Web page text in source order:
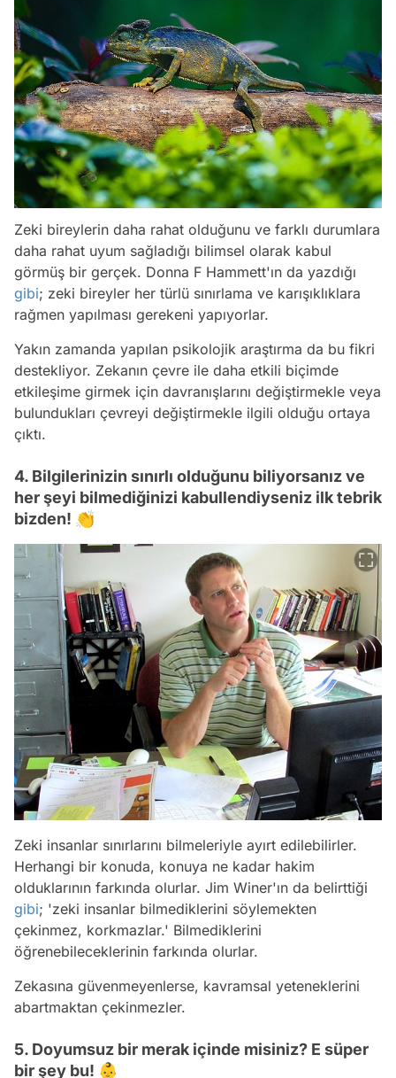
Zeki bireylerin daha rahat olduğunu ve farklı durumlara
daha rahat uyum sağladığı bilimsel olarak kabul
görmüş bir gerçek. Donna F Hammett'ın da yazdığı
gibi; zeki bireyler her türlü sınırlama ve karışıklıklara
rağmen yapılması gerekeni yapıyorlar.
Yakın zamanda yapılan psikolojik araştırma da bu fikri
destekliyor. Zekanın çevre ile daha etkili biçimde
etkileşime girmek için davranışlarını değiştirmekle veya
bulundukları çevreyi değiştirmekle ilgili olduğu ortaya
çıktı.
4. Bilgilerinizin sınırlı olduğunu biliyorsanız ve
her şeyi bilmediğinizi kabullendiyseniz ilk tebrik
bizden! 👏
Zeki insanlar sınırlarını bilmeleriyle ayırt edilebilirler.
Herhangi bir konuda, konuya ne kadar hakim
olduklarının farkında olurlar. Jim Winer'ın da belirttiği
gibi; 'zeki insanlar bilmediklerini söylemekten
çekinmez, korkmazlar.' Bilmediklerini
öğrenebileceklerinin farkında olurlar.
Zekasına güvenmeyenlerse, kavramsal yeteneklerini
abartmaktan çekinmezler.
5. Doyumsuz bir merak içinde misiniz? E süper
bir şey bu! 👶